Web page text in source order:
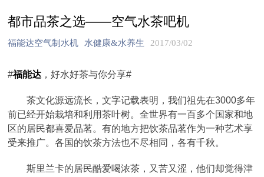
都市品茶之选——空气水茶吧机
福能达空气制水机 水健康&水养生 2017/03/02
#福能达 ，好水好茶与你分享#
茶文化源远流长，文字记载表明，我们祖先在3000多年
前已经开始栽培和利用茶叶树。全世界有一百多个国家和地
区的居民都喜爱品茗。有的地方把饮茶品茗作为一种艺术享
受来推广。各国的饮茶方法也不尽相同，各有千秋。
斯里兰卡的居民酷爱喝浓茶，又苦又涩，他们却觉得津